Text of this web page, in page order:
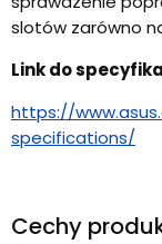
slotów zarówno
Link do
https://
specifications/
Cechy